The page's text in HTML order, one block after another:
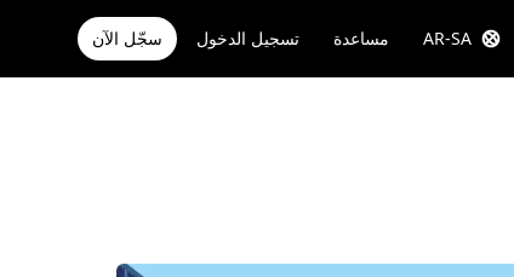
AR-SA مساعدة تسجيل الدخول سجّل الآن